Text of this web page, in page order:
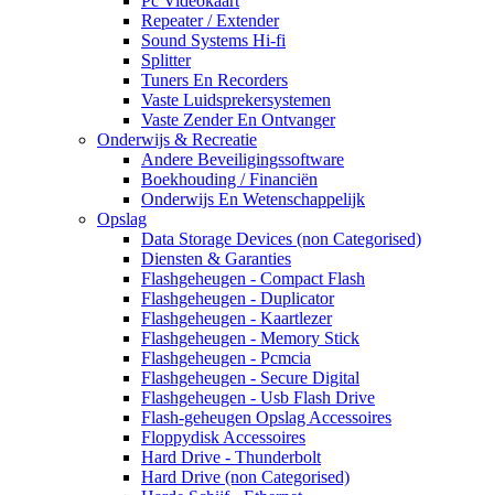
Repeater / Extender
Sound Systems Hi-fi
Splitter
Tuners En Recorders
Vaste Luidsprekersystemen
Vaste Zender En Ontvanger
Onderwijs & Recreatie
Andere Beveiligingssoftware
Boekhouding / Financiën
Onderwijs En Wetenschappelijk
Opslag
Data Storage Devices (non Categorised)
Diensten & Garanties
Flashgeheugen - Compact Flash
Flashgeheugen - Duplicator
Flashgeheugen - Kaartlezer
Flashgeheugen - Memory Stick
Flashgeheugen - Pcmcia
Flashgeheugen - Secure Digital
Flashgeheugen - Usb Flash Drive
Flash-geheugen Opslag Accessoires
Floppydisk Accessoires
Hard Drive - Thunderbolt
Hard Drive (non Categorised)